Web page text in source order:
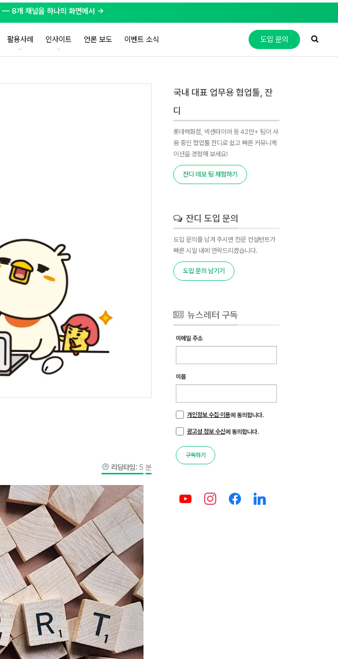
— 8개 채널을 하나의 화면에서 →
도입 문의
활용사례 인사이트 언론 보도 이벤트 소식
리딩타임: 5 분
국내 대표 업무용 협업툴, 잔
디
롯데백화점, 넥센타이어 등 42만+ 팀이 사
용 중인 협업툴 잔디로 쉽고 빠른 커뮤니케
이션을 경험해 보세요!
잔디 데모 팀 체험하기
잔디 도입 문의
도입 문의를 남겨 주시면 전문 컨설턴트가
빠른 시일 내에 연락드리겠습니다.
도입 문의 남기기
뉴스레터 구독
이메일 주소
이름
개인정보 수집·이용에 동의합니다.
광고성 정보 수신에 동의합니다.
구독하기